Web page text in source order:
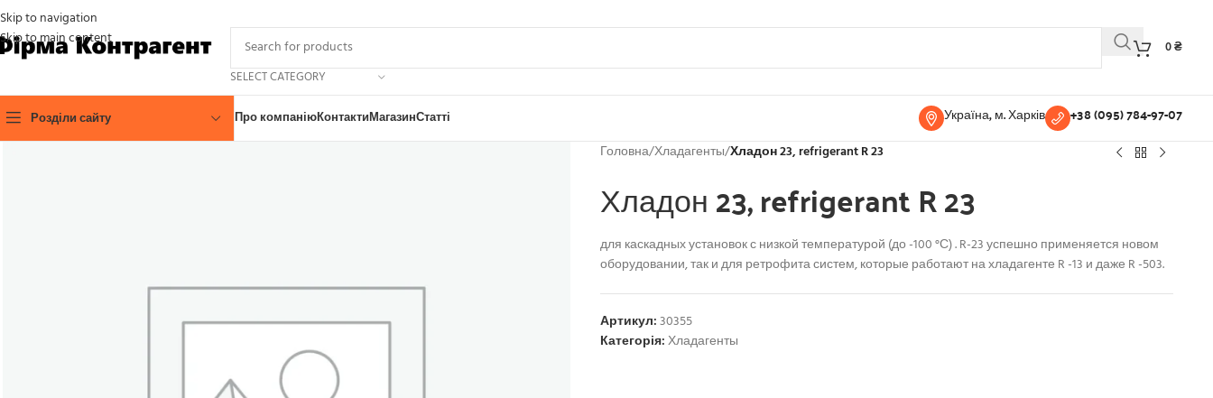
Skip to navigation
Skip to main content
SELECT CATEGORY
0₴
Розділи сайту Про компаніюКонтактиМагазинСтатті Україна, м. Харків +38 (095) 784-97-07
Головна/Хладагенты/Хладон 23, refrigerant R 23
Хладон 23, refrigerant R 23
для каскадных установок с низкой температурой (до -100 °С) . R-23 успешно применяется новом
оборудовании, так и для ретрофита систем, которые работают на хладагенте R -13 и даже R -503.
Артикул:30355
Категорія:Хладагенты